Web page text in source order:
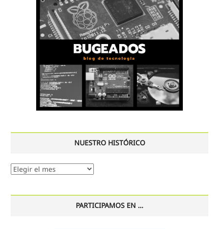
NUESTRO HISTÓRICO
Nuestro
PARTICIPAMOS EN …